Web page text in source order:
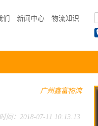
们 新闻中心 物流知识
广州鑫富物流
间：2018-07-11 10:13:13